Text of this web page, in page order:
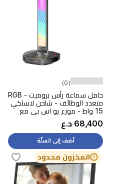
(0)
حامل سماعة رأس بروميت - RGB
متعدد الوظائف - شاحن لاسلكي
15 واط - موزع يو اس بي مع
إضاءة مكتبية
68,400 د.ع
أضف إلى السلّة
المخزون محدود